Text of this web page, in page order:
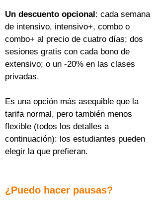
Un descuento opcional: cada semana
de intensivo, intensivo+, combo o
combo+ al precio de cuatro días; dos
sesiones gratis con cada bono de
extensivo; o un -20% en las clases
privadas.
Es una opción más asequible que la
tarifa normal, pero también menos
flexible (todos los detalles a
continuación): los estudiantes pueden
elegir la que prefieran.
¿Puedo hacer pausas?